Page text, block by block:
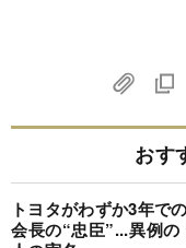
おす
トヨタがわずか3年で
会長の“忠臣”...異例